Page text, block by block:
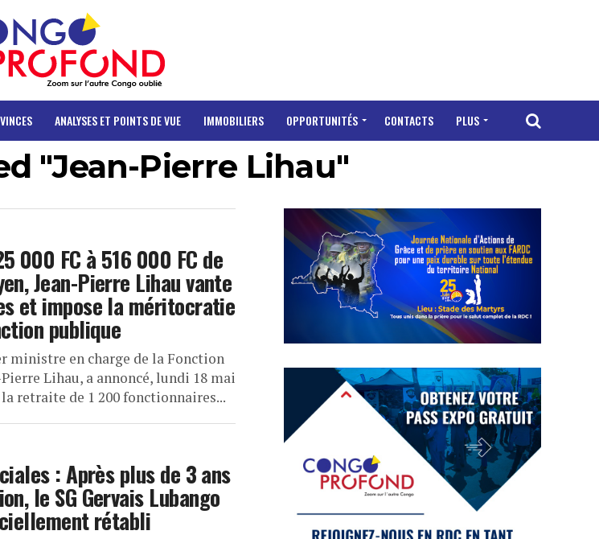
ANALYSES ET POINTS DE VUE IMMOBILIERS OPPORTUNITÉS CONTACTS PLUS
"Jean-Pierre Lihau"
000 FC à 516 000 FC de
Jean-Pierre Lihau vante
et impose la méritocratie
publique
ministre en charge de la Fonction
Lihau, a annoncé, lundi 18 mai
retraite de 1 200 fonctionnaires...
: Après plus de 3 ans
le SG Gervais Lubango
rétabli